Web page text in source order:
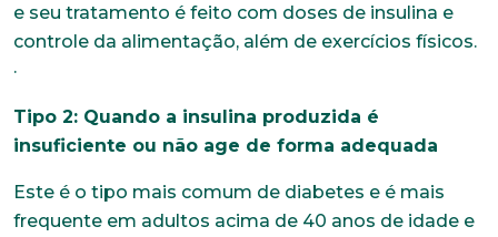
e seu tratamento é feito com doses de insulina e
controle da alimentação, além de exercícios físicos.
·
Tipo 2: Quando a insulina produzida é
insuficiente ou não age de forma adequada
Este é o tipo mais comum de diabetes e é mais
frequente em adultos acima de 40 anos de idade e